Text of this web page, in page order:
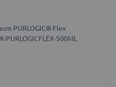
PURLOGIC® Flex
PURLOGICFLEX-500ML